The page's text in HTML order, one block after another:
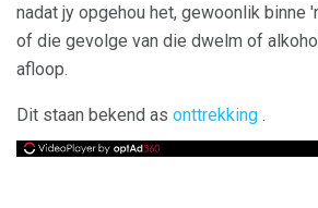
nadat jy opgehou het, gewoonlik binne
of die gevolge van die dwelm of
afloop.
Dit staan ​​bekend as onttrekking .